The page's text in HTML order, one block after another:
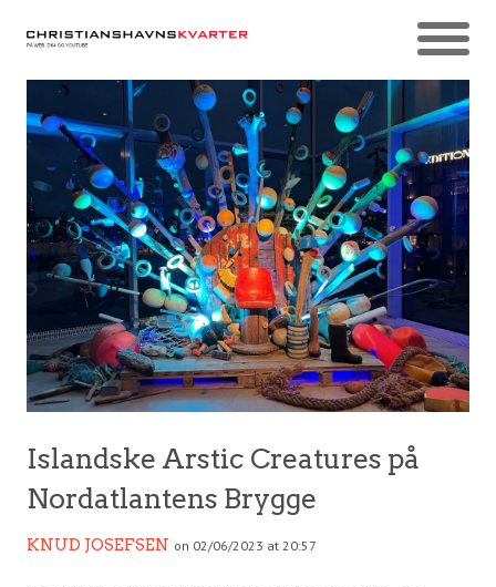
Islandske Arstic Creatures på
Nordatlantens Brygge
KNUD JOSEFSEN on 02/06/2023 at 20:57